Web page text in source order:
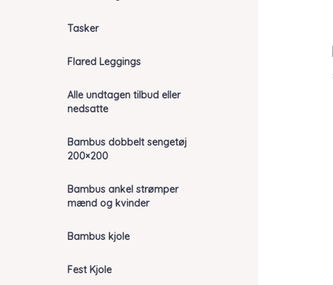
Tasker
Flared Leggings
Alle undtagen tilbud eller
nedsatte
Bambus dobbelt sengetøj
200×200
Bambus ankel strømper
mænd og kvinder
Bambus kjole
Fest Kjole